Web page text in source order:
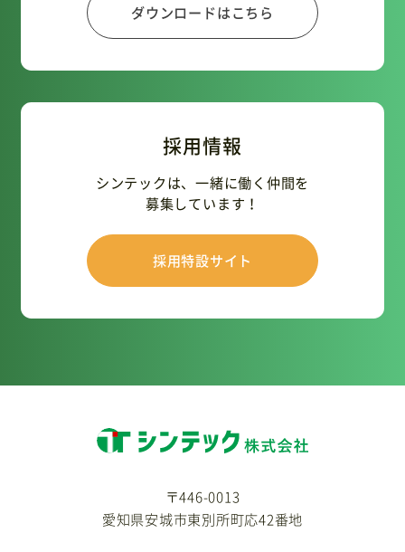
ダウンロードはこちら
採用情報
シンテックは、一緒に働く仲間を
募集しています！
採用特設サイト
〒446-0013
愛知県安城市東別所町応42番地